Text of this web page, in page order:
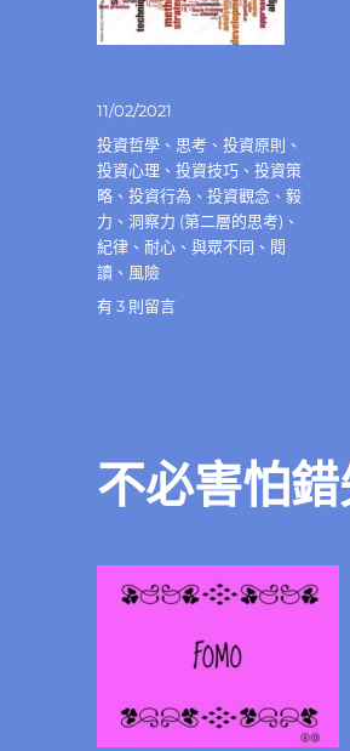
發
佈
日
期:
11/02/2021
分
類
投資哲學 、 思考 、投資原則 、
投資心理 、投資技巧 、投資策
略 、投資行為 、投資觀念 、毅
力 、洞察力 (第二層的思考) 、
紀律 、耐心 、與眾不同 、 閱
讀 、 風險
在
麼？
有 3 則留言
不必害怕